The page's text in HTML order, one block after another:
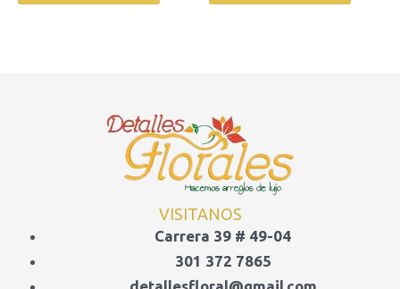
VISITANOS
Carrera 39 # 49-04
301 372 7865